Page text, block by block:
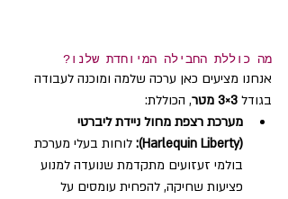
מה כוללת החבילה המיוחדת שלנו?
אנחנו מציעים כאן ערכה שלמה ומוכנה לעבודה
בגודל 3×3 מטר
, הכוללת:
מערכת רצפת מחול ניידת ליברטי
(Harlequin Liberty):
לוחות בעלי מערכת
בולמי זעזועים מתקדמת שנועדה למנוע
פציעות שחיקה, להפחית עומסים על